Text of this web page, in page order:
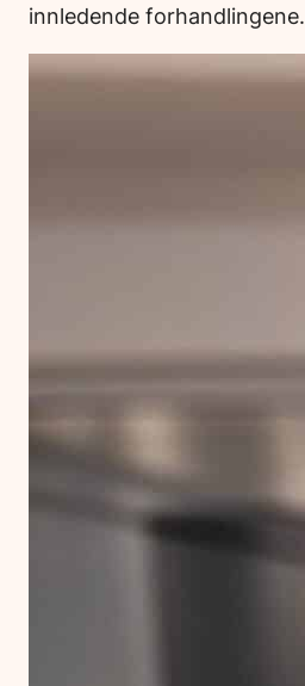
innledende forhandlingene.